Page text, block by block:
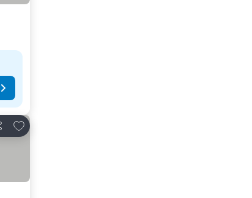
Adicionar aos favoritos